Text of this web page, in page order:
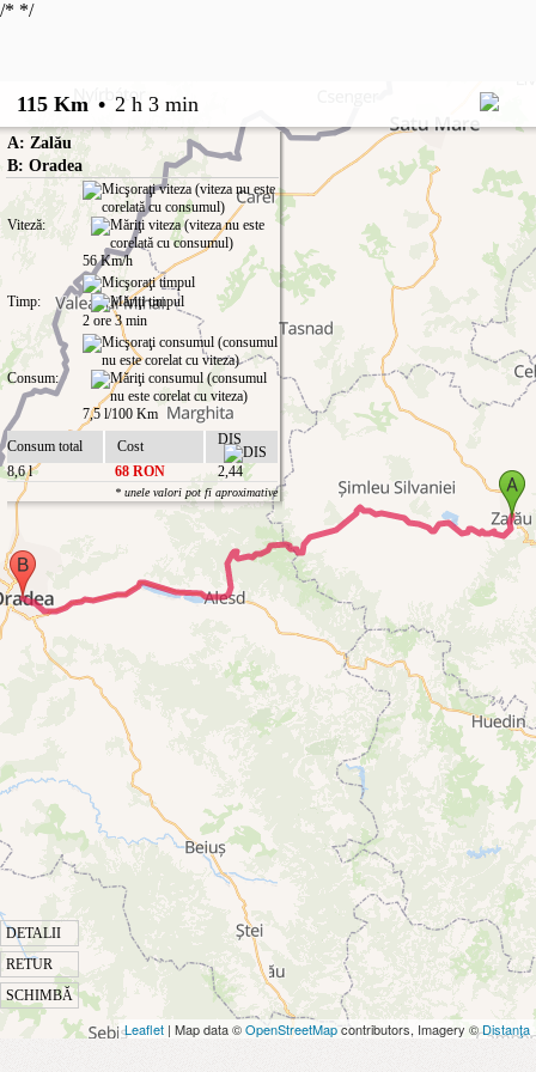
/* */
115 Km • 2 h 3 min
DETALII
RETUR
SCHIMBĂ
A: Zalău
B: Oradea
Viteză:
56 Km/h
Timp:
2 ore 3 min
Consum:
7,5 l/100 Km
Consum total
Cost
DIS
8,6 l
68 RON 2,44
* unele valori pot fi aproximative